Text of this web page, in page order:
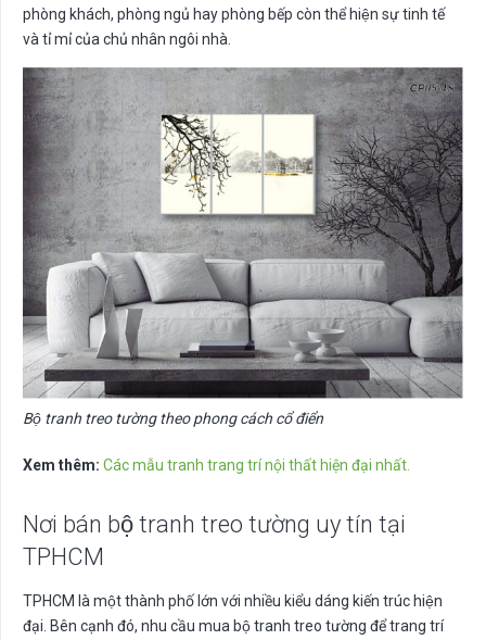
phòng khách, phòng ngủ hay phòng bếp còn thể hiện sự tinh tế
và tỉ mỉ của chủ nhân ngôi nhà.
Bộ tranh treo tường theo phong cách cổ điển
Xem thêm: Các mẫu tranh trang trí nội thất hiện đại nhất.
Nơi bán bộ tranh treo tường uy tín tại
TPHCM
TPHCM là một thành phố lớn với nhiều kiểu dáng kiến trúc hiện
đại. Bên cạnh đó, nhu cầu mua bộ tranh treo tường để trang trí